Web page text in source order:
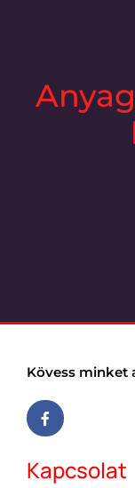
Kövess minket
Kapcsolat